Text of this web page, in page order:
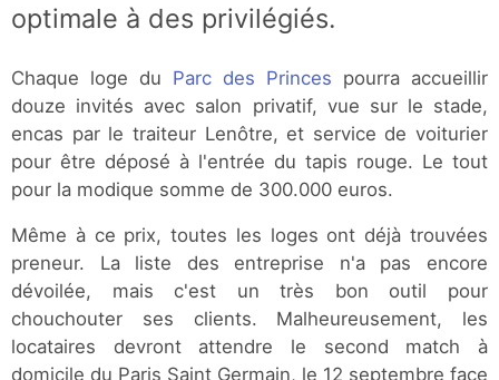
optimale à des privilégiés.
Chaque loge du Parc des Princes pourra accueillir
douze invités avec salon privatif, vue sur le stade,
encas par le traiteur Lenôtre, et service de voiturier
pour être déposé à l'entrée du tapis rouge. Le tout
pour la modique somme de 300.000 euros.
Même à ce prix, toutes les loges ont déjà trouvées
preneur. La liste des entreprise n'a pas encore
dévoilée, mais c'est un très bon outil pour
chouchouter ses clients. Malheureusement, les
locataires devront attendre le second match à
domicile du Paris Saint Germain, le 12 septembre face